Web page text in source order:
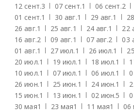
12 сент.3 07 сент.1 06 сент.2
01 сент.1 30 авг.1 29 авг.1
26 авг.1 25 авг.1 24 авг.1 22
16 авг.2 09 авг.1 07 авг.2 03
01 авг.1 27 июл.1 26 июл.1
20 июл.1 19 июл.1 18 июл.1
10 июл.1 07 июл.1 06 июл.1
26 июн.1 25 июн.1 24 июн.1
15 июн.1 13 июн.1 02 июн.5
30 мая1 23 мая1 11 мая1 06